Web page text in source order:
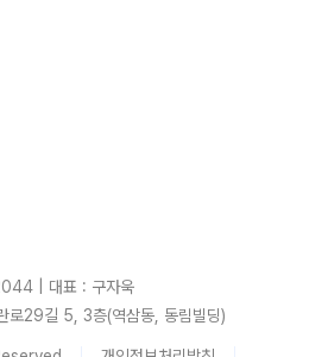
| 대표 : 구자욱
로29길 5, 3층(역삼동, 동림빌딩)